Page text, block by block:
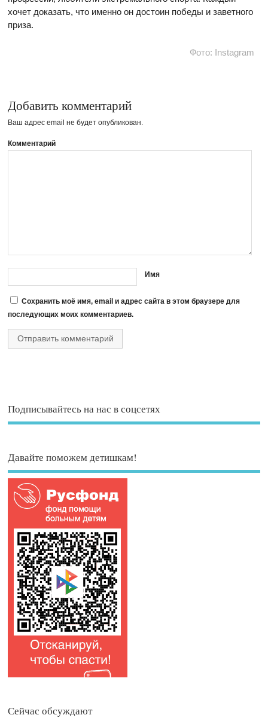
хочет доказать, что именно он достоин победы и заветного
приза.
Фото: Instagram
Добавить комментарий
Ваш адрес email не будет опубликован.
Комментарий
Имя
Сохранить моё имя, email и адрес сайта в этом браузере для
последующих моих комментариев.
Подписывайтесь на нас в соцсетях
Давайте поможем детишкам!
Сейчас обсуждают